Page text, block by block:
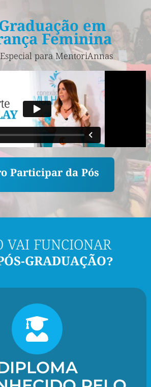
em
Feminina
para MentoriAnnas
Participar da Pós
VAI FUNCIONAR
GRADUAÇÃO?